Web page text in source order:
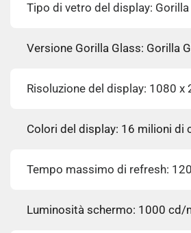
Tipo di vetro del display: Gorilla
Versione Gorilla Glass: Gorilla
Risoluzione del display: 1080 x
Colori del display: 16 milioni di
Tempo massimo di refresh:
Luminosità schermo: 1000 cd/